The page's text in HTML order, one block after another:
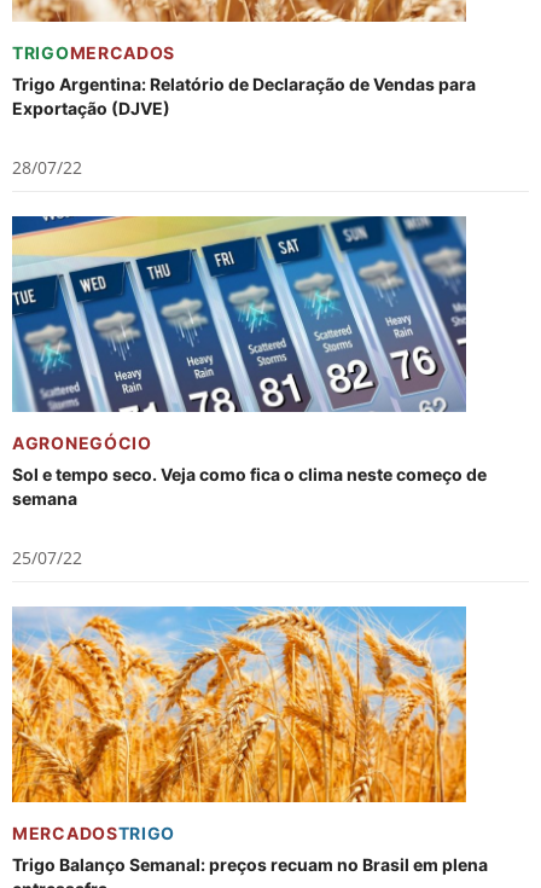
TRIGOMERCADOS
Trigo Argentina: Relatório de Declaração de Vendas para
Exportação (DJVE)
28/07/22
AGRONEGÓCIO
Sol e tempo seco. Veja como fica o clima neste começo de
semana
25/07/22
MERCADOSTRIGO
Trigo Balanço Semanal: preços recuam no Brasil em plena